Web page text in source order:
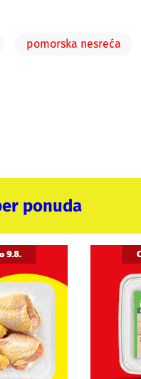
pomorska nesreća
ponuda